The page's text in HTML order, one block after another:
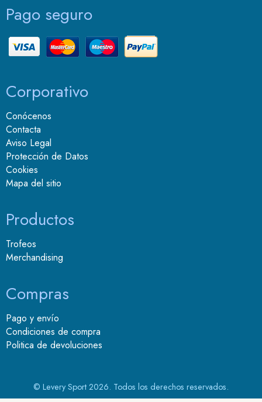
Pago seguro
Corporativo
Conócenos
Contacta
Aviso Legal
Protección de Datos
Cookies
Mapa del sitio
Productos
Trofeos
Merchandising
Compras
Pago y envío
Condiciones de compra
Politica de devoluciones
© Levery Sport 2026. Todos los derechos reservados.